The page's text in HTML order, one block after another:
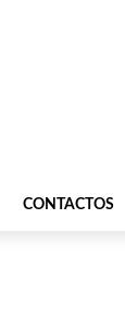
CONTACTOS